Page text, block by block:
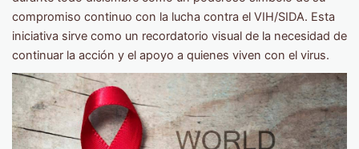
compromiso continuo con la lucha contra el VIH/SIDA. Esta
iniciativa sirve como un recordatorio visual de la necesidad de
continuar la acción y el apoyo a quienes viven con el virus.